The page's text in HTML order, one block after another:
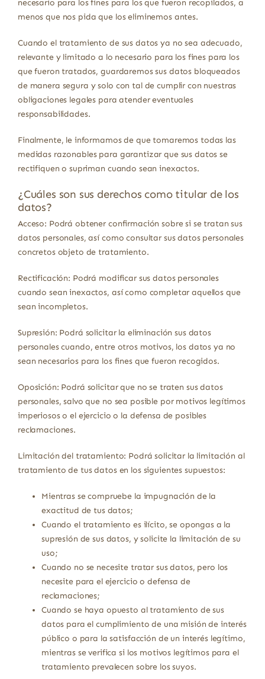
necesario para los fines para los que fueron recopilados, a
menos que nos pida que los eliminemos antes.
Cuando el tratamiento de sus datos ya no sea adecuado,
relevante y limitado a lo necesario para los fines para los
que fueron tratados, guardaremos sus datos bloqueados
de manera segura y solo con tal de cumplir con nuestras
obligaciones legales para atender eventuales
responsabilidades.
Finalmente, le informamos de que tomaremos todas las
medidas razonables para garantizar que sus datos se
rectifiquen o supriman cuando sean inexactos.
¿Cuáles son sus derechos como titular de los
datos?
Acceso: Podrá obtener confirmación sobre si se tratan sus
datos personales, así como consultar sus datos personales
concretos objeto de tratamiento.
Rectificación: Podrá modificar sus datos personales
cuando sean inexactos, así como completar aquellos que
sean incompletos.
Supresión: Podrá solicitar la eliminación sus datos
personales cuando, entre otros motivos, los datos ya no
sean necesarios para los fines que fueron recogidos.
Oposición: Podrá solicitar que no se traten sus datos
personales, salvo que no sea posible por motivos legítimos
imperiosos o el ejercicio o la defensa de posibles
reclamaciones.
Limitación del tratamiento: Podrá solicitar la limitación al
tratamiento de tus datos en los siguientes supuestos:
Mientras se compruebe la impugnación de la
exactitud de tus datos;
Cuando el tratamiento es ilícito, se opongas a la
supresión de sus datos, y solicite la limitación de su
uso;
Cuando no se necesite tratar sus datos, pero los
necesite para el ejercicio o defensa de
reclamaciones;
Cuando se haya opuesto al tratamiento de sus
datos para el cumplimiento de una misión de interés
público o para la satisfacción de un interés legítimo,
mientras se verifica si los motivos legítimos para el
tratamiento prevalecen sobre los suyos.